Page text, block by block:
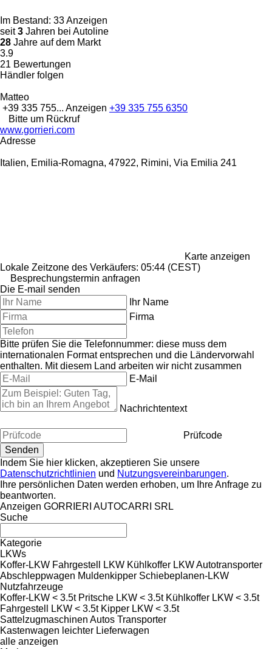
Im Bestand: 33 Anzeigen
seit3 Jahren bei Autoline
28 Jahre auf dem Markt
3.9
21 Bewertungen
Händler folgen
Matteo
+39 335 755... Anzeigen +39 335 755 6350
Bitte um Rückruf
www.gorrieri.com
Adresse
Italien, Emilia-Romagna, 47922, Rimini, Via Emilia 241
Karte anzeigen
Lokale Zeitzone des Verkäufers: 05:44 (CEST)
Besprechungstermin anfragen
Die E-mail senden
Ihr Name
Firma
Bitte prüfen Sie die Telefonnummer: diese muss dem
internationalen Format entsprechen und die Ländervorwahl
enthalten. Mit diesem Land arbeiten wir nicht zusammen
E-Mail
Nachrichtentext
Prüfcode
Indem Sie hier klicken, akzeptieren Sie unsere
Datenschutzrichtlinien und Nutzungsvereinbarungen.
Ihre persönlichen Daten werden erhoben, um Ihre Anfrage zu
beantworten.
Anzeigen GORRIERI AUTOCARRI SRL
Suche
Kategorie
LKWs
Koffer-LKW Fahrgestell LKW Kühlkoffer LKWAutotransporter
Abschleppwagen Muldenkipper Schiebeplanen-LKW
Nutzfahrzeuge
Koffer-LKW < 3.5t Pritsche LKW < 3.5t Kühlkoffer LKW < 3.5t
Fahrgestell LKW < 3.5t Kipper LKW < 3.5t
Sattelzugmaschinen Autos Transporter
Kastenwagen leichter Lieferwagen
alle anzeigen